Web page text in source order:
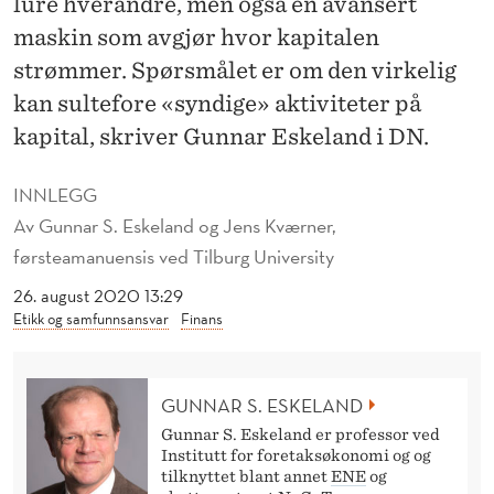
N
V
E
S
O
R
E
R
INNLEGG
Av Gunnar S. Eskeland og Jens Kværner,
førsteamanuensis ved Tilburg University
26. august 2020 13:29
Etikk og samfunnsansvar Finans
maskin som avgjør hvor kapitalen
strømmer. Spørsmålet er om den virkelig
kan sultefore «syndige» aktiviteter på
kapital, skriver Gunnar Eskeland i DN.
GUNNAR S. ESKELAND
Gunnar S. Eskeland er professor ved
Institutt for foretaksøkonomi og og
tilknyttet blant annetENEog